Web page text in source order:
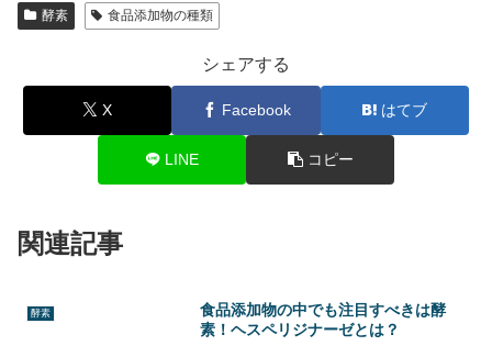
酵素 食品添加物の種類
シェアする
X Facebook はてブ
LINE コピー
関連記事
酵素
食品添加物の中でも注目すべきは酵
素！ヘスペリジナーゼとは？